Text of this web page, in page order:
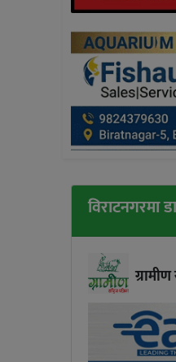
विराटनगरमा